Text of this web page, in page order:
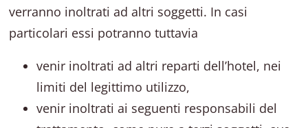
verranno inoltrati ad altri soggetti. In casi
particolari essi potranno tuttavia
venir inoltrati ad altri reparti dell’hotel, nei
limiti del legittimo utilizzo,
venir inoltrati ai seguenti responsabili del